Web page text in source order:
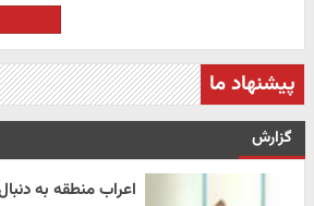
پیشنهاد ما
گزارش
اعراب منطقه به